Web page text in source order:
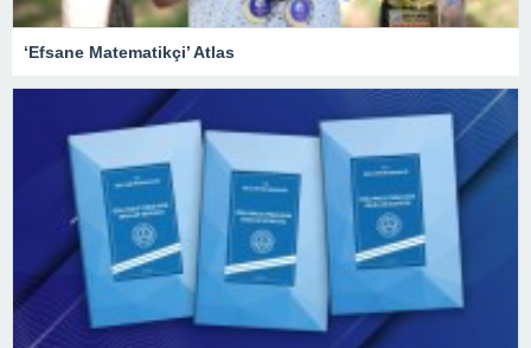
‘Efsane Matematikçi’ Atlas